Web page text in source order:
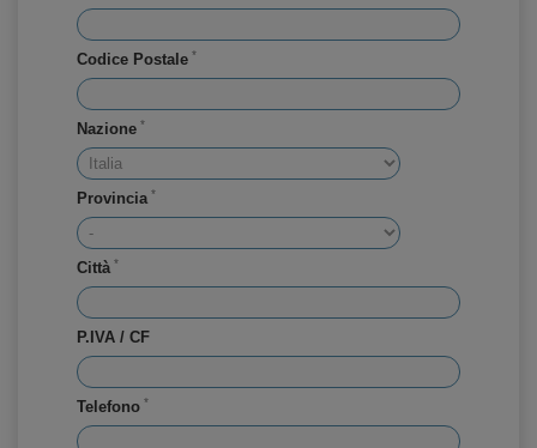
Codice Postale *
Nazione *
Provincia *
Città *
P.IVA / CF
Telefono *